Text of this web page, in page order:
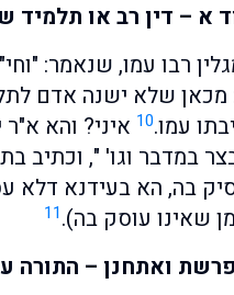
א – דין רב או תלמיד
רבו עמו, שנאמר: "וחי"
שלא ישנה אדם
עמו.10 איני? והא א"ר
במדבר וגו' ", וכתיב
בה, הא בעידנא דלא
שאינו עוסק בה).11
ואתחנן – התורה